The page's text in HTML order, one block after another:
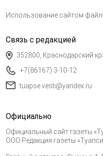
Использование сайтом
Связь с редакцией
352800, Краснодарский
+7(86167) 3-10-12
tuapse.vesti@yandex.ru
Официально
Официальный сайт газеты
ООО Редакция газеты